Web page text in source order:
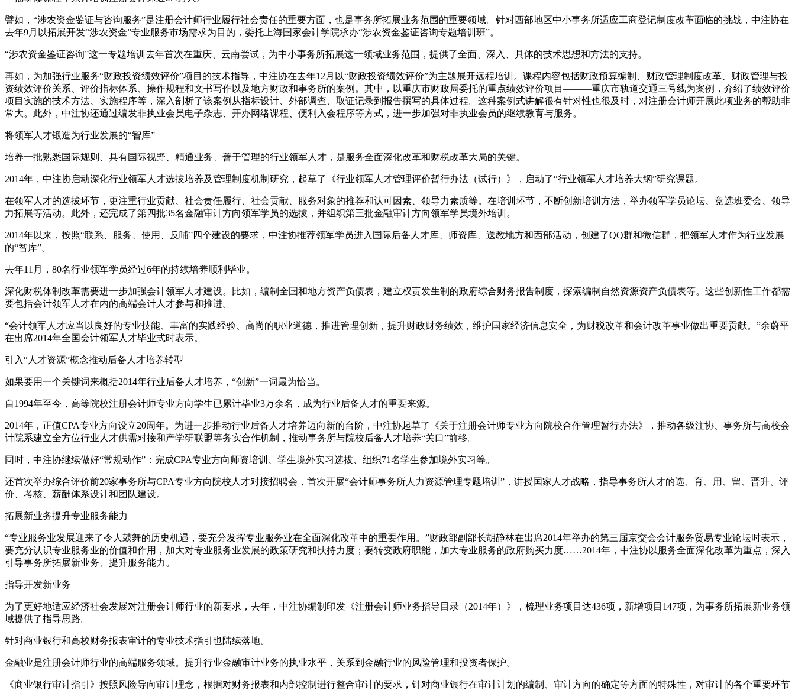
譬如，“涉农资金鉴证与咨询服务”是注册会计师行业履行社会责任的重要方面，也是事务所拓展业务范围的重要领域。针对西部地区中小事务所适应工商登记制度改革面临的挑战，中注协在
去年9月以拓展开发“涉农资金”专业服务市场需求为目的，委托上海国家会计学院承办“涉农资金鉴证咨询专题培训班”。
“涉农资金鉴证咨询”这一专题培训去年首次在重庆、云南尝试，为中小事务所拓展这一领域业务范围，提供了全面、深入、具体的技术思想和方法的支持。
再如，为加强行业服务“财政投资绩效评价”项目的技术指导，中注协在去年12月以“财政投资绩效评价”为主题展开远程培训。课程内容包括财政预算编制、财政管理制度改革、财政管理与投
资绩效评价关系、评价指标体系、操作规程和文书写作以及地方财政和事务所的案例。其中，以重庆市财政局委托的重点绩效评价项目———重庆市轨道交通三号线为案例，介绍了绩效评价
项目实施的技术方法、实施程序等，深入剖析了该案例从指标设计、外部调查、取证记录到报告撰写的具体过程。这种案例式讲解很有针对性也很及时，对注册会计师开展此项业务的帮助非
常大。此外，中注协还通过编发非执业会员电子杂志、开办网络课程、便利入会程序等方式，进一步加强对非执业会员的继续教育与服务。
将领军人才锻造为行业发展的“智库”
培养一批熟悉国际规则、具有国际视野、精通业务、善于管理的行业领军人才，是服务全面深化改革和财税改革大局的关键。
2014年，中注协启动深化行业领军人才选拔培养及管理制度机制研究，起草了《行业领军人才管理评价暂行办法（试行）》，启动了“行业领军人才培养大纲”研究课题。
在领军人才的选拔环节，更注重行业贡献、社会责任履行、社会贡献、服务对象的推荐和认可因素、领导力素质等。在培训环节，不断创新培训方法，举办领军学员论坛、竞选班委会、领导
力拓展等活动。此外，还完成了第四批35名金融审计方向领军学员的选拔，并组织第三批金融审计方向领军学员境外培训。
2014年以来，按照“联系、服务、使用、反哺”四个建设的要求，中注协推荐领军学员进入国际后备人才库、师资库、送教地方和西部活动，创建了QQ群和微信群，把领军人才作为行业发展
的“智库”。
去年11月，80名行业领军学员经过6年的持续培养顺利毕业。
深化财税体制改革需要进一步加强会计领军人才建设。比如，编制全国和地方资产负债表，建立权责发生制的政府综合财务报告制度，探索编制自然资源资产负债表等。这些创新性工作都需
要包括会计领军人才在内的高端会计人才参与和推进。
“会计领军人才应当以良好的专业技能、丰富的实践经验、高尚的职业道德，推进管理创新，提升财政财务绩效，维护国家经济信息安全，为财税改革和会计改革事业做出重要贡献。”余蔚平
在出席2014年全国会计领军人才毕业式时表示。
引入“人才资源”概念推动后备人才培养转型
如果要用一个关键词来概括2014年行业后备人才培养，“创新”一词最为恰当。
自1994年至今，高等院校注册会计师专业方向学生已累计毕业3万余名，成为行业后备人才的重要来源。
2014年，正值CPA专业方向设立20周年。为进一步推动行业后备人才培养迈向新的台阶，中注协起草了《关于注册会计师专业方向院校合作管理暂行办法》，推动各级注协、事务所与高校会
计院系建立全方位行业人才供需对接和产学研联盟等务实合作机制，推动事务所与院校后备人才培养“关口”前移。
同时，中注协继续做好“常规动作”：完成CPA专业方向师资培训、学生境外实习选拔、组织71名学生参加境外实习等。
还首次举办综合评价前20家事务所与CPA专业方向院校人才对接招聘会，首次开展“会计师事务所人力资源管理专题培训”，讲授国家人才战略，指导事务所人才的选、育、用、留、晋升、评
价、考核、薪酬体系设计和团队建设。
拓展新业务提升专业服务能力
“专业服务业发展迎来了令人鼓舞的历史机遇，要充分发挥专业服务业在全面深化改革中的重要作用。”财政部副部长胡静林在出席2014年举办的第三届京交会会计服务贸易专业论坛时表示，
要充分认识专业服务业的价值和作用，加大对专业服务业发展的政策研究和扶持力度；要转变政府职能，加大专业服务的政府购买力度……2014年，中注协以服务全面深化改革为重点，深入
引导事务所拓展新业务、提升服务能力。
指导开发新业务
为了更好地适应经济社会发展对注册会计师行业的新要求，去年，中注协编制印发《注册会计师业务指导目录（2014年）》，梳理业务项目达436项，新增项目147项，为事务所拓展新业务领
域提供了指导思路。
针对商业银行和高校财务报表审计的专业技术指引也陆续落地。
金融业是注册会计师行业的高端服务领域。提升行业金融审计业务的执业水平，关系到金融行业的风险管理和投资者保护。
《商业银行审计指引》按照风险导向审计理念，根据对财务报表和内部控制进行整合审计的要求，针对商业银行在审计计划的编制、审计方向的确定等方面的特殊性，对审计的各个重要环节